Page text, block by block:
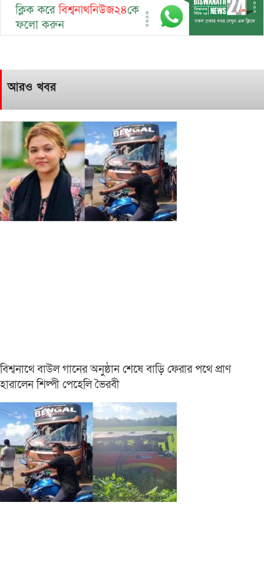
আরও খবর
বিশ্বনাথে বাউল গানের অনুষ্ঠান শেষে বাড়ি ফেরার পথে প্রাণ
হারালেন শিল্পী পেহেলি ভৈরবী